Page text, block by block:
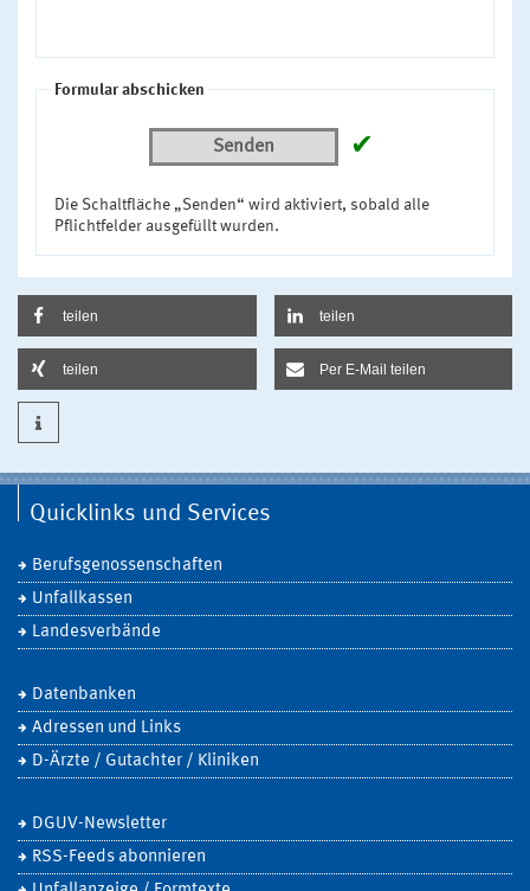
Formular abschicken
Senden ✔
Die Schaltfläche „Senden“ wird aktiviert, sobald alle
Pflichtfelder ausgefüllt wurden.
teilen teilen
teilen Per E-Mail teilen
Quicklinks und Services
Berufsgenossenschaften
Unfallkassen
Landesverbände
Datenbanken
Adressen und Links
D-Ärzte / Gutachter / Kliniken
DGUV-Newsletter
RSS-Feeds abonnieren